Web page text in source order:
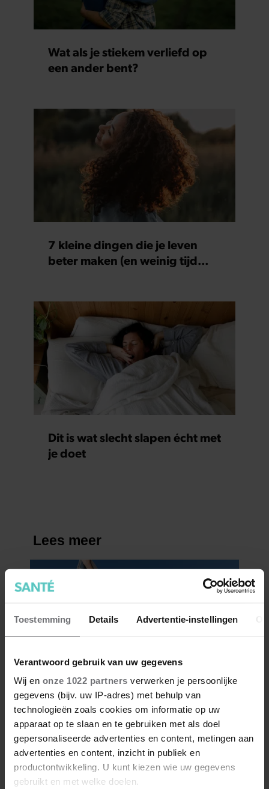
Toestemming Details Advertentie-instellingen
Verantwoord gebruik van uw gegevens
Wij en onze 1022 partners verwerken je persoonlijke
gegevens (bijv. uw IP-adres) met behulp van
technologieën zoals cookies om informatie op uw
apparaat op te slaan en te gebruiken met als doel
gepersonaliseerde advertenties en content, metingen aan
advertenties en content, inzicht in publiek en
productontwikkeling. U kunt kiezen wie uw gegevens
gebruikt en met welke doelen.
Wat als je stiekem verliefd op
een ander bent?
7 kleine dingen die je leven
beter maken (en weinig tijd
Dit is wat slecht slapen écht met
je doet